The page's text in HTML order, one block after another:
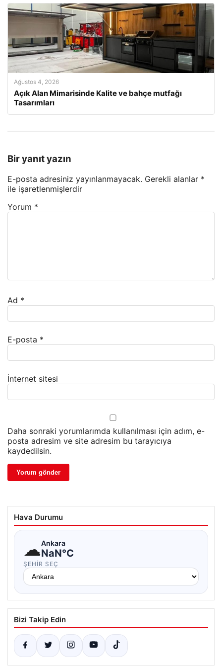
Ağustos 4, 2026
Açık Alan Mimarisinde Kalite ve bahçe mutfağı
Tasarımları
Bir yanıt yazın
E-posta adresiniz yayınlanmayacak. Gerekli alanlar *
ile işaretlenmişlerdir
Yorum *
Ad *
E-posta *
İnternet sitesi
Daha sonraki yorumlarımda kullanılması için adım, e-
posta adresim ve site adresim bu tarayıcıya
kaydedilsin.
Hava Durumu
☁Ankara
NaN°C
ŞEHIR SEÇ
Bizi Takip Edin